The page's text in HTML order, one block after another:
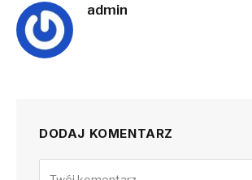
admin
DODAJ KOMENTARZ